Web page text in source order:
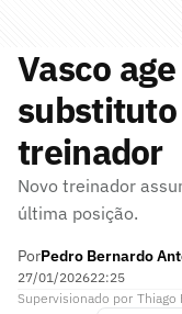
Vasco
substituto
treinador
Novo treinador
última posição.
PorPedro Bernardo
27/01/202622:25
Supervisionado por Thiago